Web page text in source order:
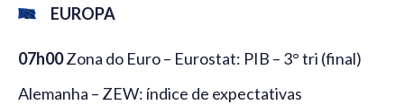
EUROPA
07h00Zona do Euro – Eurostat: PIB – 3° tri (final)
Alemanha – ZEW: índice de expectativas